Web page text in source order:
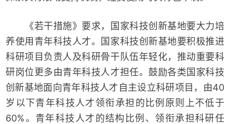
《若干措施》要求，国家科技创新基地要大力培
养使用青年科技人才。国家科技创新基地要积极推进
科研项目负责人及科研骨干队伍年轻化，推动重要科
研岗位更多由青年科技人才担任。鼓励各类国家科技
创新基地面向青年科技人才自主设立科研项目，由40
岁以下青年科技人才领衔承担的比例原则上不低于
60%。青年科技人才的结构比例、领衔承担科研任